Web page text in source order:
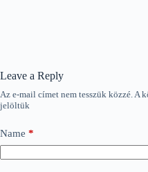
Leave a Reply
Az e-mail címet nem tesszük közzé.A
jelöltük
Name *